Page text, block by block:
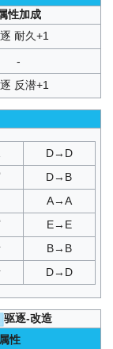
/A3/C1
/B1/B2/B3
/ SP2/SP3
/B2/B3
B1 /B2/B3
SP2/SP3
A3/C1/C2/C3
SP2/SP3
/A2/A3
SP2/SP3
A3
C1/C2/C3
/C1/C2/C3
/A2/A3
/D3
/C2/C3
C1/C2/C3
性加成
耐久+1
-
反潜+1
D→D
D→B
A→A
E→E
B→B
D→D
驱逐-改造
性